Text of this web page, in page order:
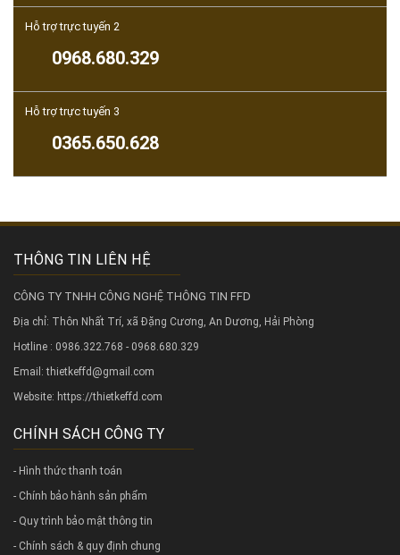
Hỗ trợ trực tuyến 2
0968.680.329
Hỗ trợ trực tuyến 3
0365.650.628
THÔNG TIN LIÊN HỆ
CÔNG TY TNHH CÔNG NGHỆ THÔNG TIN FFD
Địa chỉ: Thôn Nhất Trí, xã Đặng Cương, An Dương, Hải Phòng
Hotline : 0986.322.768 - 0968.680.329
Email: thietkeffd@gmail.com
Website: https://thietkeffd.com
CHÍNH SÁCH CÔNG TY
- Hình thức thanh toán
- Chính bảo hành sản phẩm
- Quy trình bảo mật thông tin
- Chính sách & quy định chung